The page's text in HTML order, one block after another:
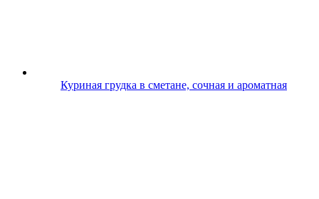
Куриная грудка в сметане, сочная и ароматная